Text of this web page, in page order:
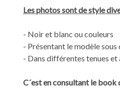
Les photos sont de style
- Noir et blanc ou couleurs
- Présentant le modèle
- Dans différentes tenues
C´est en consultant le book